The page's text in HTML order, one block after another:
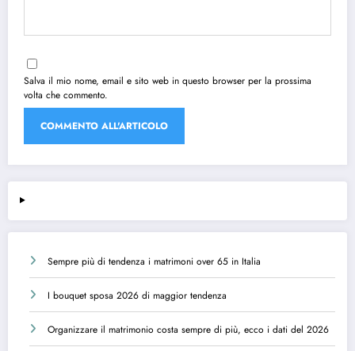
Salva il mio nome, email e sito web in questo browser per la prossima
volta che commento.
Sempre più di tendenza i matrimoni over 65 in Italia
I bouquet sposa 2026 di maggior tendenza
Organizzare il matrimonio costa sempre di più, ecco i dati del 2026